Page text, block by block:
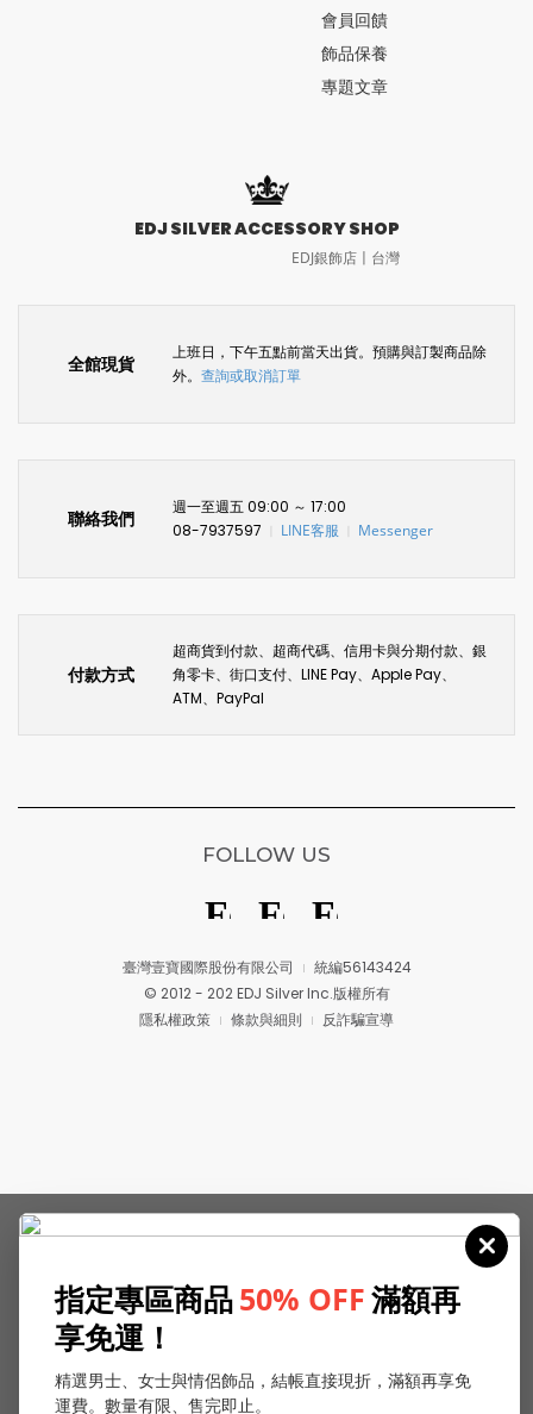
會員回饋
飾品保養
專題文章
EDJ SILVER ACCESSORY SHOP
EDJ銀飾店〡台灣
全館現貨
上班日，下午五點前當天出貨。預購與訂製商品除
外。 查詢或取消訂單
聯絡我們
週一至週五 09:00 ～ 17:00
08-7937597
LINE客服 Messenger
付款方式
超商貨到付款、超商代碼、信用卡與分期付款、銀
角零卡、街口支付、LINE Pay、Apple Pay、
ATM、PayPal
臺灣壹寶國際股份有限公司
統編56143424
© 2012 - 202 EDJ Silver Inc.版權所有
隱私權政策
條款與細則 反詐騙宣導
FOLLOW US
指定專區商品50% OFF滿額再
享免運！
精選男士、女士與情侶飾品，結帳直接現折，滿額再享免
運費。數量有限、售完即止。